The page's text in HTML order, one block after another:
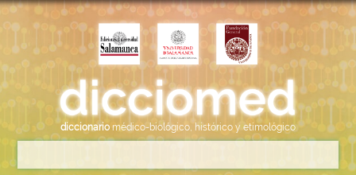
diccionario médico-biológico, histórico y etimológico